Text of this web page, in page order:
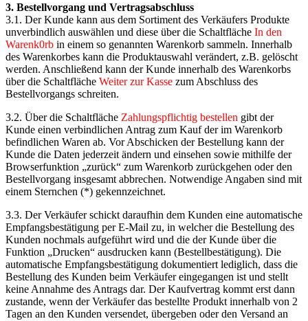
3. Bestellvorgang und Vertragsabschluss
3.1. Der Kunde kann aus dem Sortiment des Verkäufers Produkte
unverbindlich auswählen und diese über die Schaltfläche In den
Warenk0rb in einem so genannten Warenkorb sammeln. Innerhalb
des Warenkorbes kann die Produktauswahl verändert, z.B. gelöscht
werden. Anschließend kann der Kunde innerhalb des Warenkorbs
über die Schaltfläche Weiter zur Kasse zum Abschluss des
Bestellvorgangs schreiten.
3.2. Über die Schaltfläche Zahlungspflichtig bestellen gibt der
Kunde einen verbindlichen Antrag zum Kauf der im Warenkorb
befindlichen Waren ab. Vor Abschicken der Bestellung kann der
Kunde die Daten jederzeit ändern und einsehen sowie mithilfe der
Browserfunktion „zurück“ zum Warenkorb zurückgehen oder den
Bestellvorgang insgesamt abbrechen. Notwendige Angaben sind mit
einem Sternchen (*) gekennzeichnet.
3.3. Der Verkäufer schickt daraufhin dem Kunden eine automatische
Empfangsbestätigung per E-Mail zu, in welcher die Bestellung des
Kunden nochmals aufgeführt wird und die der Kunde über die
Funktion „Drucken“ ausdrucken kann (Bestellbestätigung). Die
automatische Empfangsbestätigung dokumentiert lediglich, dass die
Bestellung des Kunden beim Verkäufer eingegangen ist und stellt
keine Annahme des Antrags dar. Der Kaufvertrag kommt erst dann
zustande, wenn der Verkäufer das bestellte Produkt innerhalb von 2
Tagen an den Kunden versendet, übergeben oder den Versand an